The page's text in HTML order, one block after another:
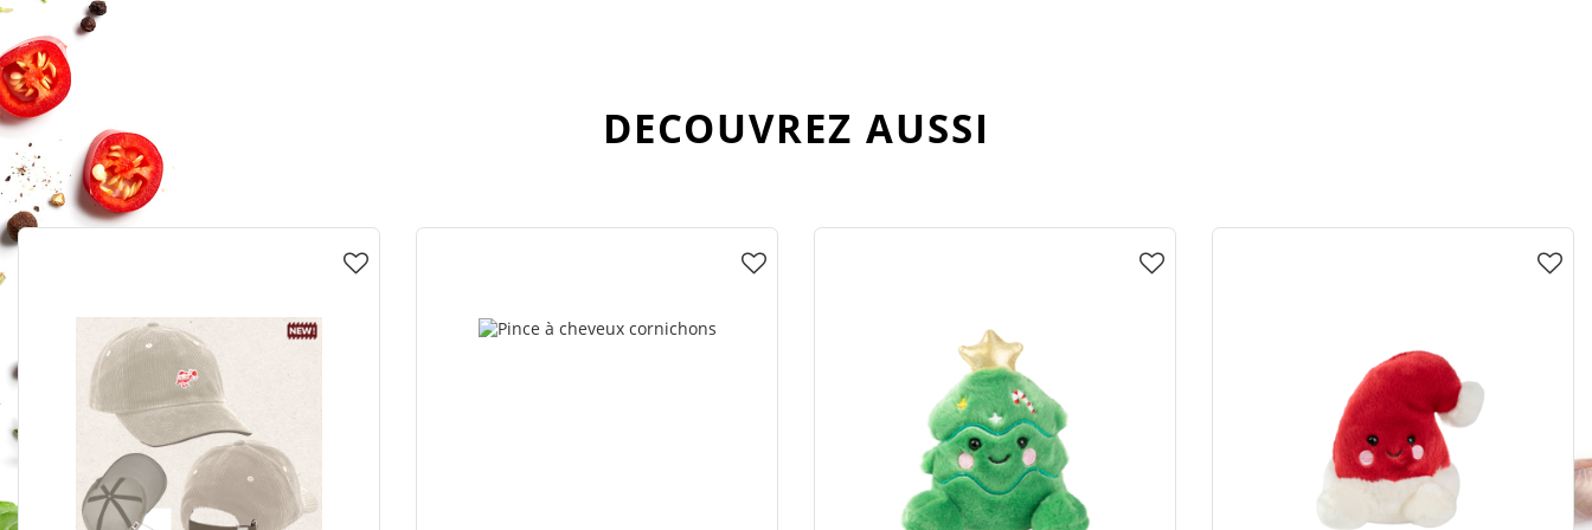
DECOUVREZ AUSSI